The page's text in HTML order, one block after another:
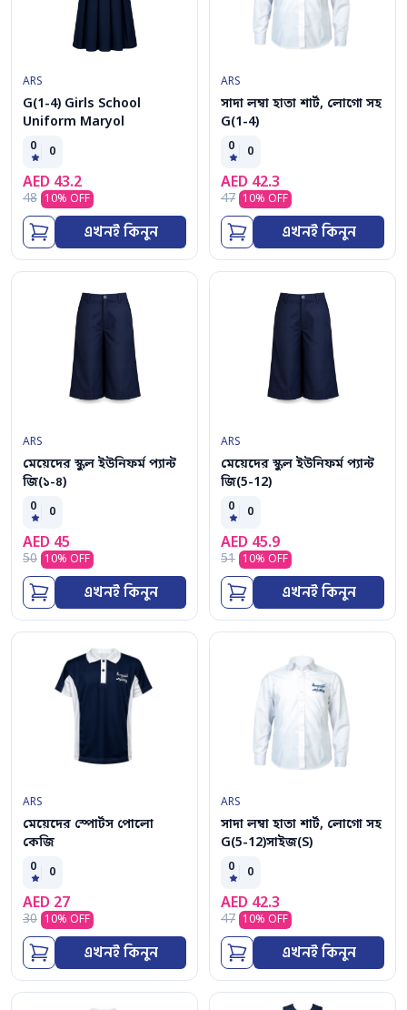
ARS
G(1-4) Girls School
Uniform Maryol
0 0
AED 43.2
48 10% OFF
এখনই কিনুন
ARS
সাদা লম্বা হাতা শার্ট, লোগো সহ
G(1-4)
0 0
AED 42.3
47 10% OFF
এখনই কিনুন
ARS
মেয়েদের স্কুল ইউনিফর্ম প্যান্ট
জি(১-৪)
0 0
AED 45
50 10% OFF
এখনই কিনুন
ARS
মেয়েদের স্কুল ইউনিফর্ম প্যান্ট
জি(5-12)
0 0
AED 45.9
51 10% OFF
এখনই কিনুন
ARS
মেয়েদের স্পোর্টস পোলো
কেজি
0 0
AED 27
30 10% OFF
এখনই কিনুন
ARS
সাদা লম্বা হাতা শার্ট, লোগো সহ
G(5-12)সাইজ(S)
0 0
AED 42.3
47 10% OFF
এখনই কিনুন